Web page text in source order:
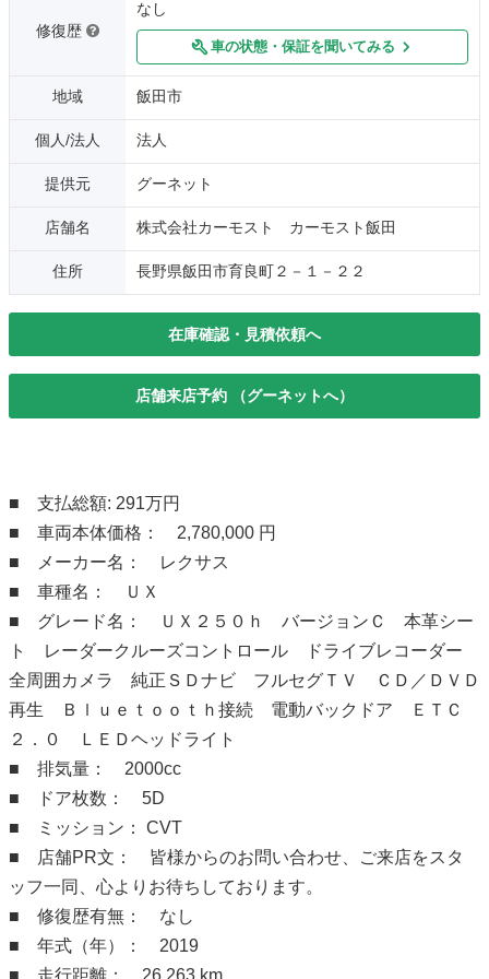
修復歴
なし
車の状態・保証を聞いてみる
地域 飯田市
個人/法人 法人
提供元 グーネット
店舗名 株式会社カーモスト カーモスト飯田
住所 長野県飯田市育良町２－１－２２
在庫確認・見積依頼へ
店舗来店予約 （グーネットへ）
■ 支払総額: 291万円
■ 車両本体価格： 2,780,000 円
■ メーカー名： レクサス
■ 車種名： ＵＸ
■ グレード名： ＵＸ２５０ｈ バージョンＣ 本革シー
ト レーダークルーズコントロール ドライブレコーダー
全周囲カメラ 純正ＳＤナビ フルセグＴＶ ＣＤ／ＤＶＤ
再生 Ｂｌｕｅｔｏｏｔｈ接続 電動バックドア ＥＴＣ
２．０ ＬＥＤヘッドライト
■ 排気量： 2000cc
■ ドア枚数： 5D
■ ミッション： CVT
■ 店舗PR文： 皆様からのお問い合わせ、ご来店をスタ
ッフ一同、心よりお待ちしております。
■ 修復歴有無： なし
■ 年式（年）： 2019
■ 走行距離： 26,263 km